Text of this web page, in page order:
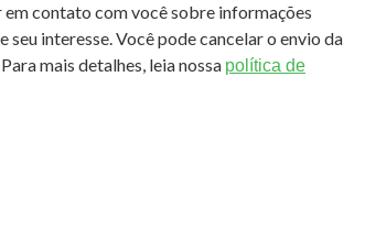
em contato com você sobre informações
seu interesse. Você pode cancelar o envio da
mais detalhes, leia nossa política de